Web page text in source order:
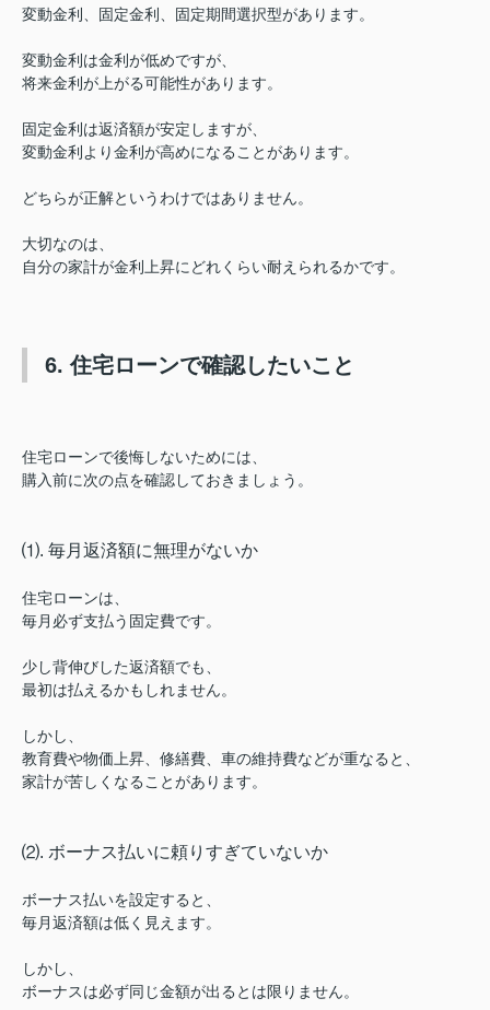
変動金利、固定金利、固定期間選択型があります。
変動金利は金利が低めですが、
将来金利が上がる可能性があります。
固定金利は返済額が安定しますが、
変動金利より金利が高めになることがあります。
どちらが正解というわけではありません。
大切なのは、
自分の家計が金利上昇にどれくらい耐えられるかです。
6. 住宅ローンで確認したいこと
住宅ローンで後悔しないためには、
購入前に次の点を確認しておきましょう。
⑴. 毎月返済額に無理がないか
住宅ローンは、
毎月必ず支払う固定費です。
少し背伸びした返済額でも、
最初は払えるかもしれません。
しかし、
教育費や物価上昇、修繕費、車の維持費などが重なると、
家計が苦しくなることがあります。
⑵. ボーナス払いに頼りすぎていないか
ボーナス払いを設定すると、
毎月返済額は低く見えます。
しかし、
ボーナスは必ず同じ金額が出るとは限りません。